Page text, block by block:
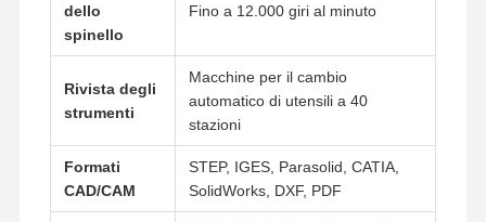
dello
spinello
Fino a 12.000 giri al minuto
Rivista degli
strumenti
Macchine per il cambio
automatico di utensili a 40
stazioni
Formati
CAD/CAM
STEP, IGES, Parasolid, CATIA,
SolidWorks, DXF, PDF